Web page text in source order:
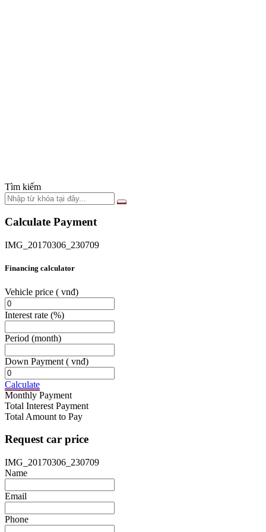
Tìm kiếm
Calculate Payment
IMG_20170306_230709
Financing calculator
Vehicle price ( vnđ)
Interest rate (%)
Period (month)
Down Payment ( vnđ)
Calculate
Monthly Payment
Total Interest Payment
Total Amount to Pay
Request car price
IMG_20170306_230709
Name
Email
Phone